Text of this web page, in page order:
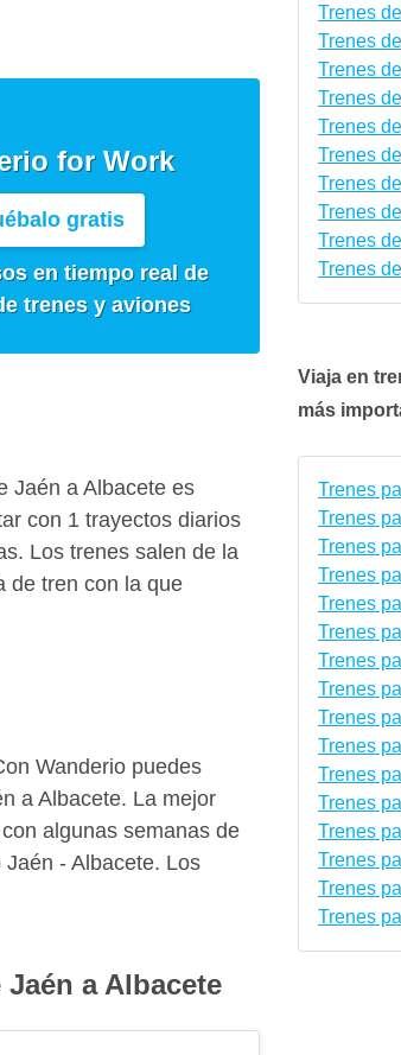
for Work
gratis
en tiempo real de
trenes y aviones
Jaén a Albacete es
con 1 trayectos diarios
Los trenes salen de la
de tren con la que
Wanderio puedes
a Albacete. La mejor
algunas semanas de
- Albacete. Los
a Albacete
Trenes
Trenes
Trenes
Trenes
Trenes
Trenes
Trenes
Trenes
Trenes
Trenes
Viaja en
más
Trenes
Trenes
Trenes
Trenes
Trenes
Trenes
Trenes
Trenes
Trenes
Trenes
Trenes
Trenes
Trenes
Trenes
Trenes
Trenes